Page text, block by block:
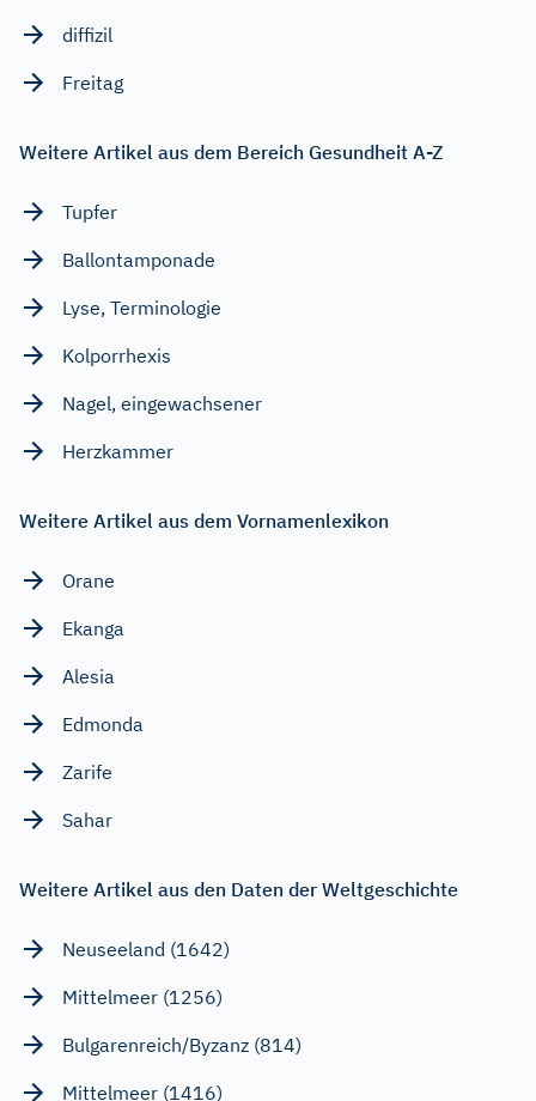
diffizil
Freitag
Weitere Artikel aus dem Bereich Gesundheit A-Z
Tupfer
Ballontamponade
Lyse, Terminologie
Kolporrhexis
Nagel, eingewachsener
Herzkammer
Weitere Artikel aus dem Vornamenlexikon
Orane
Ekanga
Alesia
Edmonda
Zarife
Sahar
Weitere Artikel aus den Daten der Weltgeschichte
Neuseeland (1642)
Mittelmeer (1256)
Bulgarenreich/Byzanz (814)
Mittelmeer (1416)